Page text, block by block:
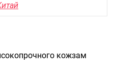
на колесах
колесах
кожзам